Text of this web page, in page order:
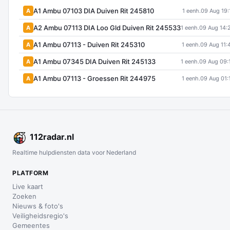
A A1 Ambu 07103 DIA Duiven Rit 245810 1 eenh.09 Aug
A A2 Ambu 07113 DIA Loo Gld Duiven Rit 2455331 eenh.09 Aug
A A1 Ambu 07113 - Duiven Rit 245310 1 eenh.09 Aug
A A1 Ambu 07345 DIA Duiven Rit 245133 1 eenh.09 Aug
A A1 Ambu 07113 - Groessen Rit 244975 1 eenh.09 Aug
112radar.nl
Realtime hulpdiensten data voor Nederland
PLATFORM
Live kaart
Zoeken
Nieuws & foto's
Veiligheidsregio's
Gemeentes